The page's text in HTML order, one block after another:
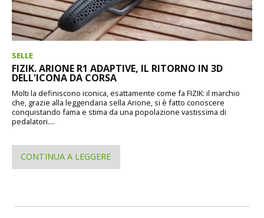
SELLE
FIZIK. ARIONE R1 ADAPTIVE, IL RITORNO IN 3D
DELL'ICONA DA CORSA
Molti la definiscono iconica, esattamente come fa FIZIK: il marchio
che, grazie alla leggendaria sella Arione, si è fatto conoscere
conquistando fama e stima da una popolazione vastissima di
pedalatori....
CONTINUA A LEGGERE